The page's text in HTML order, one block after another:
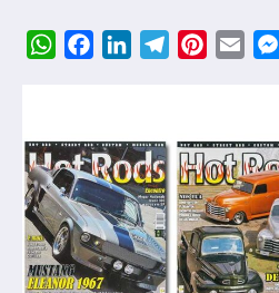
WhatsAppFacebookLinkedInTelegramPinterest
Email